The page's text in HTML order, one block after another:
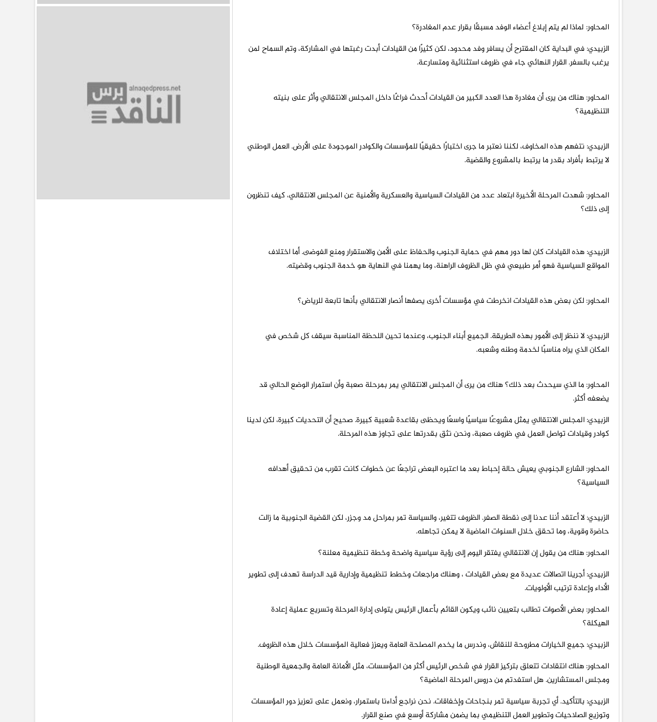
المحاور: لماذا لم يتم إبلاغ أعضاء الوفد مسبقًا بقرار عدم المغادرة؟
الزبيدي: في البداية كان المقترح أن يسافر وفد محدود، لكن كثيرًا من القيادات أبدت رغبتها في المشاركة، وتم السماح لمن
يرغب بالسفر. القرار النهائي جاء في ظروف استثنائية ومتسارعة.
المحاور: هناك من يرى أن مغادرة هذا العدد الكبير من القيادات أحدث فراغًا داخل المجلس الانتقالي وأثر على بنيته
التنظيمية؟
الزبيدي: نتفهم هذه المخاوف، لكننا نعتبر ما جرى اختبارًا حقيقيًا للمؤسسات والكوادر الموجودة على الأرض. العمل الوطني
لا يرتبط بأفراد بقدر ما يرتبط بالمشروع والقضية.
المحاور: شهدت المرحلة الأخيرة ابتعاد عدد من القيادات السياسية والعسكرية والأمنية عن المجلس الانتقالي، كيف تنظرون
إلى ذلك؟
الزبيدي: هذه القيادات كان لها دور مهم في حماية الجنوب والحفاظ على الأمن والاستقرار ومنع الفوضى. أما اختلاف
المواقع السياسية فهو أمر طبيعي في ظل الظروف الراهنة، وما يهمنا في النهاية هو خدمة الجنوب وقضيته.
المحاور: لكن بعض هذه القيادات انخرطت في مؤسسات أخرى يصفها أنصار الانتقالي بأنها تابعة للرياض؟
الزبيدي: لا ننظر إلى الأمور بهذه الطريقة. الجميع أبناء الجنوب، وعندما تحين اللحظة المناسبة سيقف كل شخص في
المكان الذي يراه مناسبًا لخدمة وطنه وشعبه.
المحاور: ما الذي سيحدث بعد ذلك؟ هناك من يرى أن المجلس الانتقالي يمر بمرحلة صعبة وأن استمرار الوضع الحالي قد
يضعفه أكثر.
الزبيدي: المجلس الانتقالي يمثل مشروعًا سياسيًا واسعًا ويحظى بقاعدة شعبية كبيرة. صحيح أن التحديات كبيرة، لكن لدينا
كوادر وقيادات تواصل العمل في ظروف صعبة، ونحن نثق بقدرتها على تجاوز هذه المرحلة.
المحاور: الشارع الجنوبي يعيش حالة إحباط بعد ما اعتبره البعض تراجعًا عن خطوات كانت تقرب من تحقيق أهدافه
السياسية؟
الزبيدي: لا أعتقد أننا عدنا إلى نقطة الصفر. الظروف تتغير، والسياسة تمر بمراحل مد وجزر، لكن القضية الجنوبية ما زالت
حاضرة وقوية، وما تحقق خلال السنوات الماضية لا يمكن تجاهله.
المحاور: هناك من يقول إن الانتقالي يفتقر اليوم إلى رؤية سياسية واضحة وخطة تنظيمية معلنة؟
الزبيدي: أجرينا اتصالات عديدة مع بعض القيادات ، وهناك مراجعات وخطط تنظيمية وإدارية قيد الدراسة تهدف إلى تطوير
الأداء وإعادة ترتيب الأولويات.
المحاور: بعض الأصوات تطالب بتعيين نائب ويكون القائم بأعمال الرئيس يتولى إدارة المرحلة وتسريع عملية إعادة
الهيكلة؟
الزبيدي: جميع الخيارات مطروحة للنقاش، وندرس ما يخدم المصلحة العامة ويعزز فعالية المؤسسات خلال هذه الظروف.
المحاور: هناك انتقادات تتعلق بتركيز القرار في شخص الرئيس أكثر من المؤسسات، مثل الأمانة العامة والجمعية الوطنية
ومجلس المستشارين. هل استفدتم من دروس المرحلة الماضية؟
الزبيدي: بالتأكيد. أي تجربة سياسية تمر بنجاحات وإخفاقات. نحن نراجع أداءنا باستمرار، ونعمل على تعزيز دور المؤسسات
وتوزيع الصلاحيات وتطوير العمل التنظيمي بما يضمن مشاركة أوسع في صنع القرار.